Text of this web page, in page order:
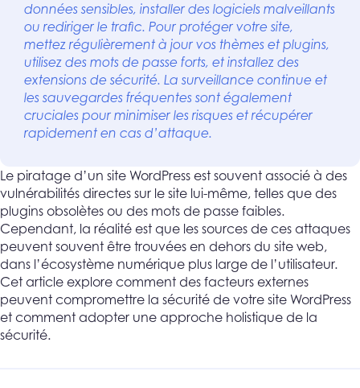
données sensibles, installer des logiciels malveillants
ou rediriger le trafic. Pour protéger votre site,
mettez régulièrement à jour vos thèmes et plugins,
utilisez des mots de passe forts, et installez des
extensions de sécurité. La surveillance continue et
les sauvegardes fréquentes sont également
cruciales pour minimiser les risques et récupérer
rapidement en cas d’attaque.
Le piratage d’un site WordPress est souvent associé à des
vulnérabilités directes sur le site lui-même, telles que des
plugins obsolètes ou des mots de passe faibles.
Cependant, la réalité est que les sources de ces attaques
peuvent souvent être trouvées en dehors du site web,
dans l’écosystème numérique plus large de l’utilisateur.
Cet article explore comment des facteurs externes
peuvent compromettre la sécurité de votre site WordPress
et comment adopter une approche holistique de la
sécurité.